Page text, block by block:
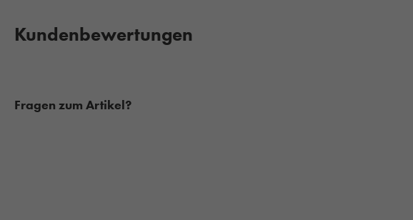
Kundenbewertungen
Fragen zum Artikel?